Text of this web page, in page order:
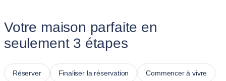
Votre maison parfaite en
seulement 3 étapes
Réserver Finaliser la réservation Commencer à vivre